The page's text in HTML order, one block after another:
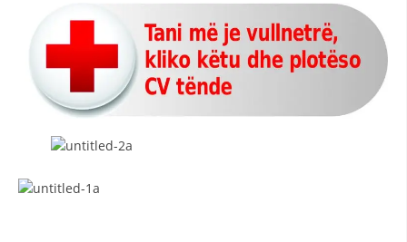
EOK E CK
PROJEKTE
MARRDHËNJE ME PUBLIKUN